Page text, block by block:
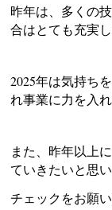
昨年は、多くの
合はとても充実
2025年は気持ち
れ事業に力を入
また、昨年以上
ていきたいと思い
チェックをお願い